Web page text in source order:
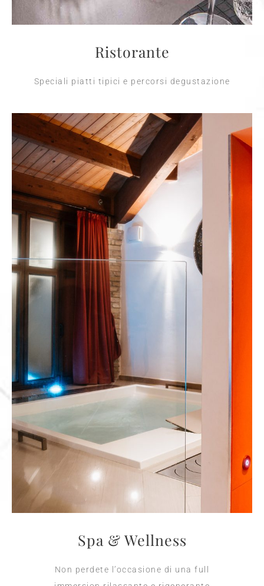
Ristorante
Speciali piatti tipici e percorsi degustazione
Spa & Wellness
Non perdete l’occasione di una full